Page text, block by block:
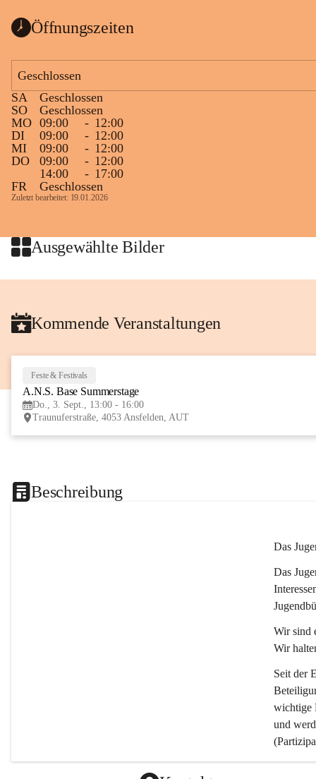
dann seid ihr 3.9.2026 bei unserer Summer Stage dabei!
Wir freuen uns auf euch!
Euer Jugendbüro
Öffnungszeiten
Geschlossen
SA
Geschlossen
SO
Geschlossen
MO 09:00 - 12:00
DI
09:00 - 12:00
MI
09:00 - 12:00
DO
09:00 - 12:00
14:00
- 17:00
FR
Geschlossen
Zuletzt bearbeitet: 19.01.2026
Ausgewählte Bilder
Kommende Veranstaltungen
Feste & Festivals
A.N.S. Base Summerstage
Do., 3. Sept., 13:00 - 16:00
Traunuferstraße, 4053 Ansfelden, AUT
Beschreibung
Das
Das
Wir sind
Wir
Seit der
wichtige
und